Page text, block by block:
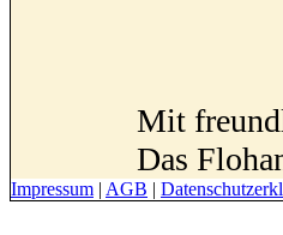
Mit
Das
Impressum | AGB |